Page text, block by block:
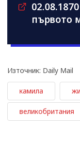
първото
Източник: Daily Mail
камила
великобритания